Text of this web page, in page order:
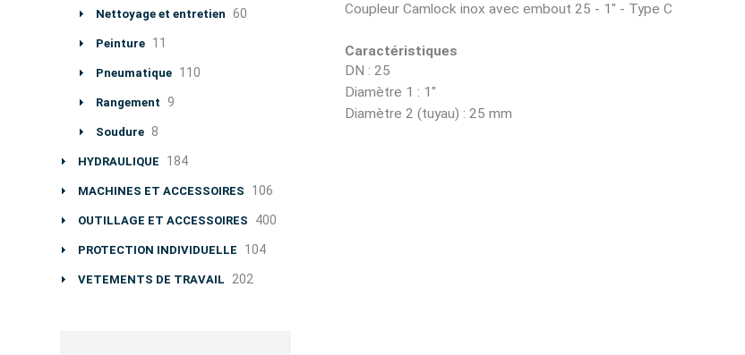
Coupleur Camlock inox avec embout 25 - 1" - Type C
Caractéristiques
DN : 25
Diamètre 1 : 1"
Diamètre 2 (tuyau) : 25 mm
Nettoyage et entretien 60
Peinture 11
Pneumatique 110
Rangement 9
Soudure 8
HYDRAULIQUE 184
MACHINES ET ACCESSOIRES 106
OUTILLAGE ET ACCESSOIRES 400
PROTECTION INDIVIDUELLE 104
VETEMENTS DE TRAVAIL 202